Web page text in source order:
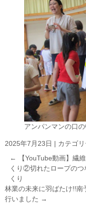
アンパンマンの口
2025年7月23日 | カテゴ
←
【YouTube動画】繊
くり②切れたロープの
くり
林業の未来に羽ばたけ!!南
行いました →